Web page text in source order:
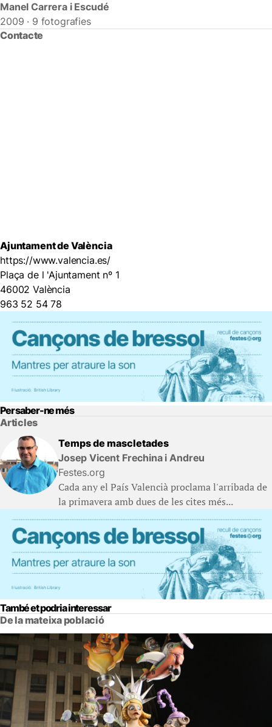
Manel Carrera i Escudé
2009 · 9 fotografies
Contacte
Ajuntament de València
https://www.valencia.es/
Plaça de l 'Ajuntament nº 1
46002 València
963 52 54 78
Per saber-ne més
Articles
Temps de mascletades
Josep Vicent Frechina i Andreu
Festes.org
Cada any el País Valencià proclama l'arribada de
la primavera amb dues de les cites més...
També et podria interessar
De la mateixa població